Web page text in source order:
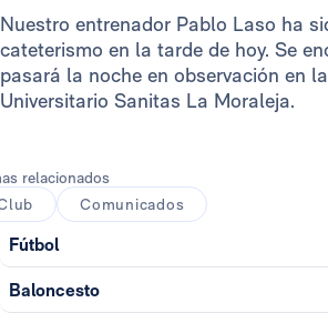
Nuestro entrenador Pablo Laso ha
cateterismo en la tarde de hoy. Se
pasará la noche en observación en
Universitario Sanitas La Moraleja.
relacionados
Comunicados
Fútbol
Baloncesto